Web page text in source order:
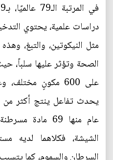
دراسات علمية، يحتوي
مثل النيكوتين، والتبغ،
الصحة وتؤثر عليها سلباً،
على 600 مكونٍ
عام منها 69
الشيشة، فكلاهما لديه